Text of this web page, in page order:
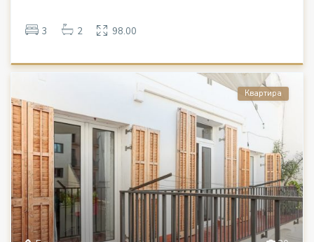
3 2 98.00
Квартира